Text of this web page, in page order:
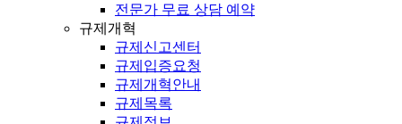
전문가 무료 상담 예약
규제개혁
규제신고센터
규제입증요청
규제개혁안내
규제목록